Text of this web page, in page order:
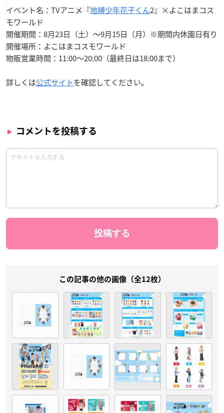
イベント名：TVアニメ『地縛少年花子くん2』×よこはまコス
モワールド
開催期間：8月23日（土）～9月15日（月）※期間内休園日有り
開催場所：よこはまコスモワールド
物販営業時間：11:00～20:00（最終日は18:00まで）
詳しくは公式サイトを確認してください。
コメントを投稿する
この記事の他の画像（全12枚）